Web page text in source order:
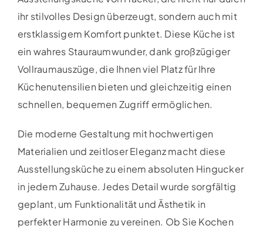
ihr stilvolles Design überzeugt, sondern auch mit
erstklassigem Komfort punktet. Diese Küche ist
ein wahres Stauraumwunder, dank großzügiger
Vollraumauszüge, die Ihnen viel Platz für Ihre
Küchenutensilien bieten und gleichzeitig einen
schnellen, bequemen Zugriff ermöglichen.
Die moderne Gestaltung mit hochwertigen
Materialien und zeitloser Eleganz macht diese
Ausstellungsküche zu einem absoluten Hingucker
in jedem Zuhause. Jedes Detail wurde sorgfältig
geplant, um Funktionalität und Ästhetik in
perfekter Harmonie zu vereinen. Ob Sie Kochen